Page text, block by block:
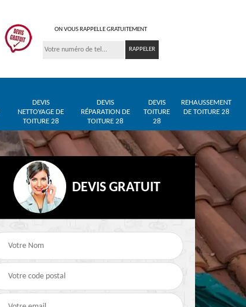
ON VOUS RAPPELLE GRATUITEMENT
DEVIS
NETTOYAGE DE
TOITURE 28
DEVIS
RÉPARATION DE
TOITURE 28
DEVIS
TOITURE
28
REHAUSSEMENT
DE TOITURE 28
Entreprise de toiture
Pose de bâche et
bâchage de toiture 28
DEVIS GRATUIT